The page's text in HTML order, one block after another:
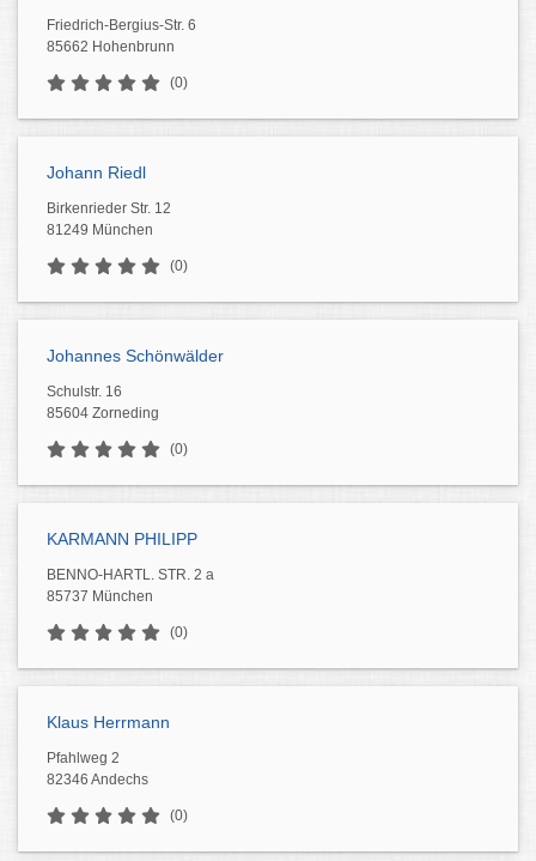
Friedrich-Bergius-Str. 6
85662 Hohenbrunn
(0)
Johann Riedl
Birkenrieder Str. 12
81249 München
(0)
Johannes Schönwälder
Schulstr. 16
85604 Zorneding
(0)
KARMANN PHILIPP
BENNO-HARTL. STR. 2 a
85737 München
(0)
Klaus Herrmann
Pfahlweg 2
82346 Andechs
(0)